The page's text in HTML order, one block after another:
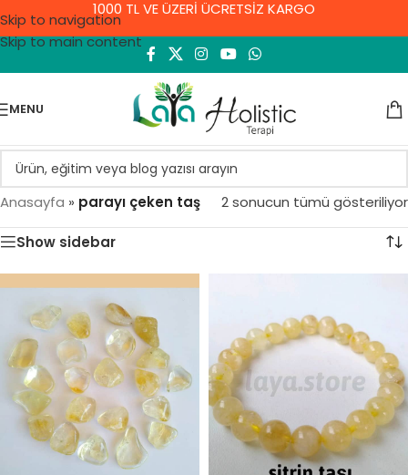
Skip to navigation
Skip to main content
1000 TL VE ÜZERİ ÜCRETSİZ KARGO
MENU
Anasayfa » parayı çeken taş 2 sonucun tümü gösteriliyor
Show sidebar